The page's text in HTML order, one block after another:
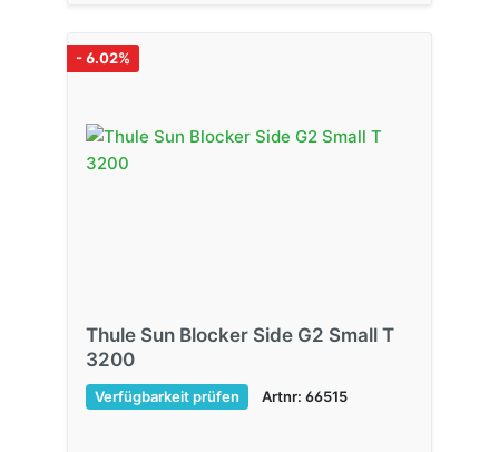
- 6.02%
Thule Sun Blocker Side G2 Small T
3200
Verfügbarkeit prüfen Artnr: 66515